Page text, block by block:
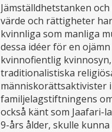
Jämställdhetstanken
värde och rättigheter
kvinnliga som manliga
dessa idéer för en
kvinnofientlig
traditionalistiska
människorättsaktivister
familjelagstiftningens
också känt som Jaafari-
9-års ålder, skulle